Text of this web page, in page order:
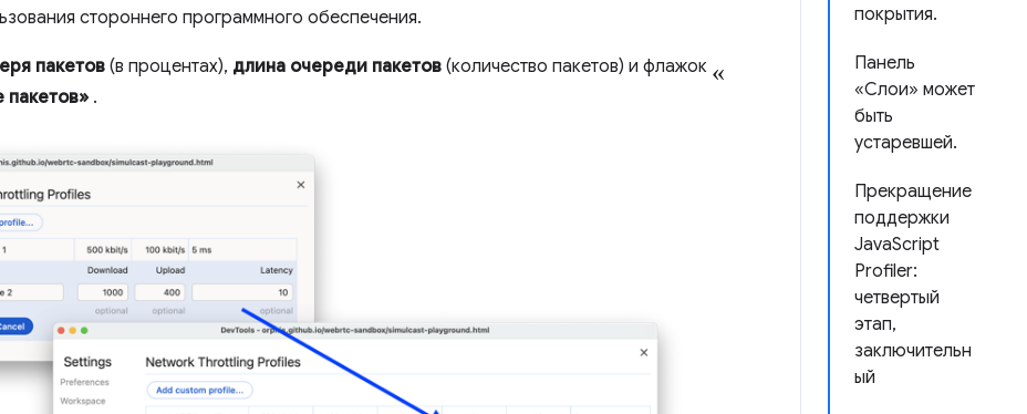
покрытия.
Панель
«Слои» может
быть
устаревшей.
Прекращение
поддержки
JavaScript
Profiler:
четвертый
этап,
заключительн
ый
стороннего программного обеспечения.
пакетов(в процентах), длина очереди пакетов (количество пакетов) и флажок «
.